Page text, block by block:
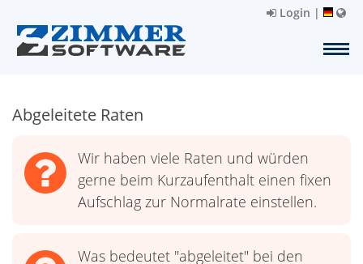
Login |
Abgeleitete Raten
Wir haben viele Raten und würden
gerne beim Kurzaufenthalt einen fixen
Aufschlag zur Normalrate einstellen.
Was bedeutet "abgeleitet" bei den